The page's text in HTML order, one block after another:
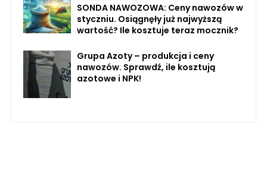
SONDA NAWOZOWA: Ceny nawozów w
styczniu. Osiągnęły już najwyższą
wartość? Ile kosztuje teraz mocznik?
Grupa Azoty – produkcja i ceny
nawozów. Sprawdź, ile kosztują
azotowe i NPK!